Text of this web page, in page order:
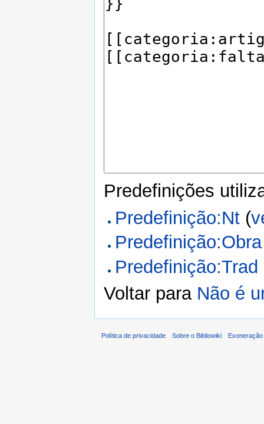
Predefinições
Predefinição:Nt (
Predefinição:Obra
Predefinição:Trad
Voltar para Não é
Política de privacidade Sobre o Bibliowiki